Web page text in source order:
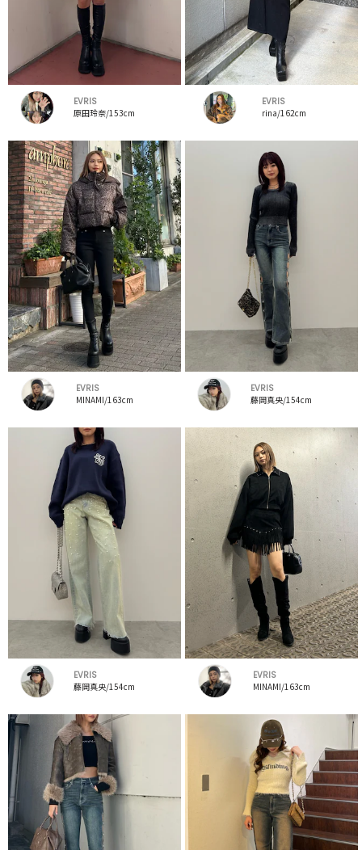
EVRIS
原田玲奈/153cm
EVRIS
rina/162cm
EVRIS
MINAMI/163cm
EVRIS
藤岡真央/154cm
EVRIS
藤岡真央/154cm
EVRIS
MINAMI/163cm